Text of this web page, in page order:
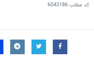
کد مطلب6043186